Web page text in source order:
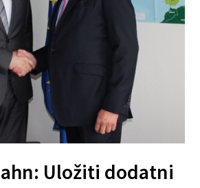
Uložiti dodatni